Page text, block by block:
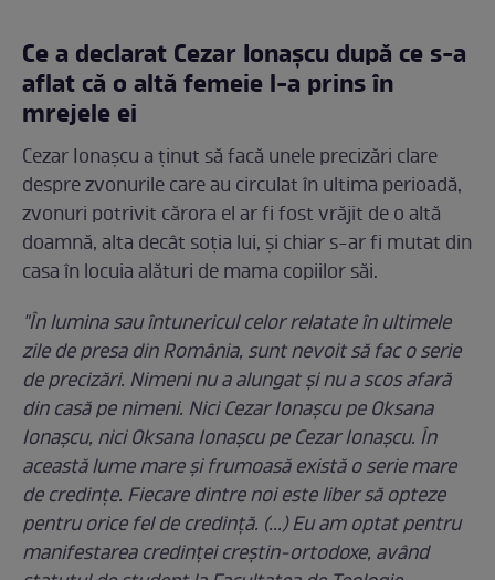
Ce a declarat Cezar Ionașcu după ce s-a
aflat că o altă femeie l-a prins în
mrejele ei
Cezar Ionașcu a ținut să facă unele precizări clare
despre zvonurile care au circulat în ultima perioadă,
zvonuri potrivit cărora el ar fi fost vrăjit de o altă
doamnă, alta decât soția lui, și chiar s-ar fi mutat din
casa în locuia alături de mama copiilor săi.
"În lumina sau întunericul celor relatate în ultimele
zile de presa din România, sunt nevoit să fac o serie
de precizări. Nimeni nu a alungat și nu a scos afară
din casă pe nimeni. Nici Cezar Ionașcu pe Oksana
Ionașcu, nici Oksana Ionașcu pe Cezar Ionașcu. În
această lume mare și frumoasă există o serie mare
de credințe. Fiecare dintre noi este liber să opteze
pentru orice fel de credință. (...) Eu am optat pentru
manifestarea credinței creștin-ortodoxe, având